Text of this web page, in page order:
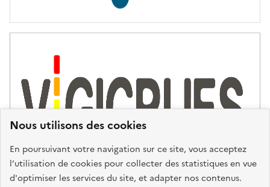
Nous utilisons des cookies
En poursuivant votre navigation sur ce site, vous acceptez
l’utilisation de cookies pour collecter des statistiques en vue
d'optimiser les services du site, et adapter nos contenus.